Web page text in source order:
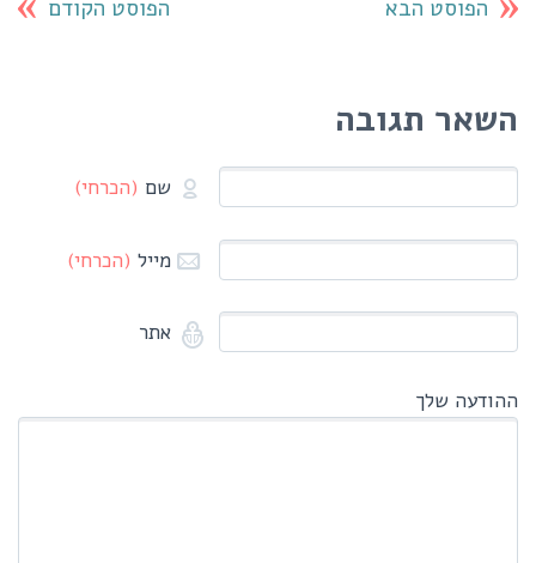
הפוסט הקודם הפוסט הבא
השאר תגובה
שם (הכרחי)
מייל (הכרחי)
אתר
ההודעה שלך